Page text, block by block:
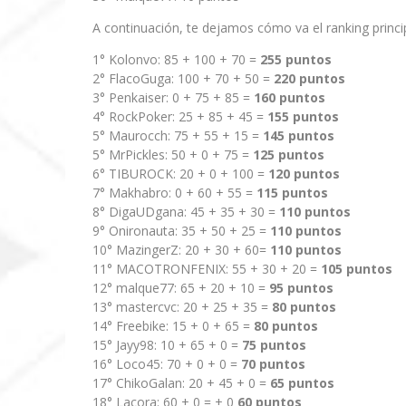
A continuación, te dejamos cómo va el ranking
1° Kolonvo: 85 + 100 + 70 = 255 puntos
2° FlacoGuga: 100 + 70 + 50 = 220 puntos
3° Penkaiser: 0 + 75 + 85 = 160 puntos
4° RockPoker: 25 + 85 + 45 = 155 puntos
5° Maurocch: 75 + 55 + 15 = 145 puntos
5° MrPickles: 50 + 0 + 75 = 125 puntos
6° TIBUROCK: 20 + 0 + 100 = 120 puntos
7° Makhabro: 0 + 60 + 55 = 115 puntos
8° DigaUDgana: 45 + 35 + 30 = 110 puntos
9° Onironauta: 35 + 50 + 25 = 110 puntos
10° MazingerZ: 20 + 30 + 60= 110 puntos
11° MACOTRONFENIX: 55 + 30 + 20 = 105 puntos
12° malque77: 65 + 20 + 10 = 95 puntos
13° mastercvc: 20 + 25 + 35 = 80 puntos
14° Freebike: 15 + 0 + 65 = 80 puntos
15° Jayy98: 10 + 65 + 0 = 75 puntos
16° Loco45: 70 + 0 + 0 = 70 puntos
17° ChikoGalan: 20 + 45 + 0 = 65 puntos
18° Lacora: 60 + 0 = + 0 60 puntos